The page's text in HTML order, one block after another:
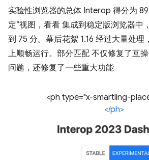
实验性浏览器的总体 Interop 得分为
定”视图，看看 集成到稳定版浏览器中
到 75 分。幕后花絮 1.16 经过大量处理
上顺畅运行。部分匹配 不仅修复了互
问题，还修复了一些重大功能
<ph type="x-smartling-
</ph>